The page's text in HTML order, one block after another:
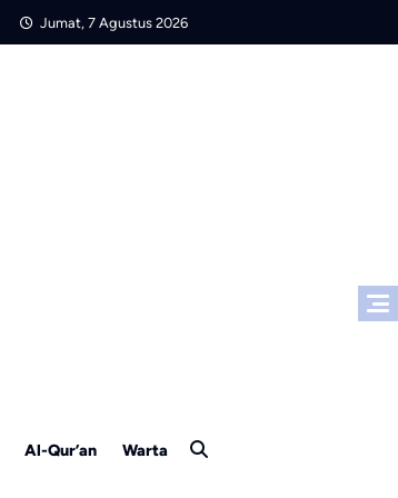
Jumat, 7 Agustus 2026
Al-Qur’an Warta